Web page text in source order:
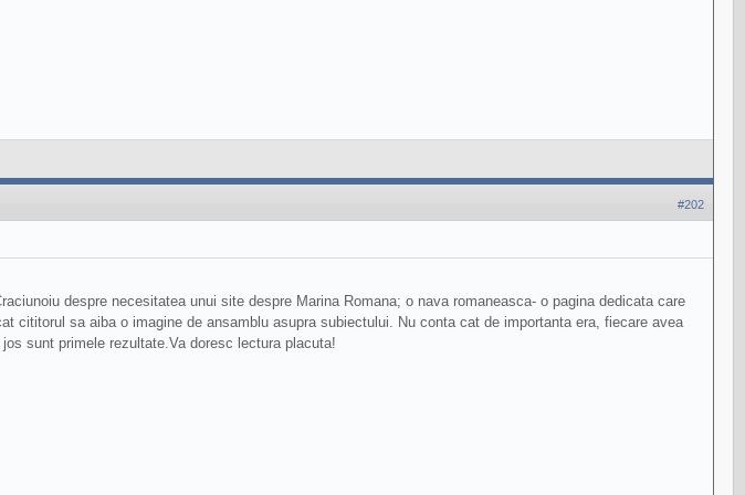
#202
despre necesitatea unui site despre Marina Romana; o nava romaneasca- o pagina dedicata care
cititorul sa aiba o imagine de ansamblu asupra subiectului. Nu conta cat de importanta era, fiecare avea
sunt primele rezultate.Va doresc lectura placuta!